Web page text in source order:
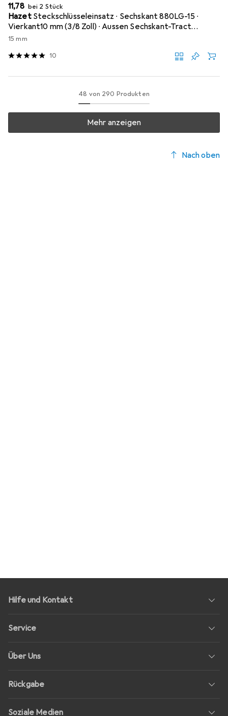
EUR
11,78 bei 2 Stück
Hazet Steckschlüsseleinsatz ∙ Sechskant 880LG-15 ∙
Vierkant10 mm (3/8 Zoll) ∙ Aussen Sechskant-Tract…
15 mm
10
48 von 290 Produkten
Mehr anzeigen
Nach oben
Hilfe und Kontakt
Service
Über Uns
Rückgabe
Soziale Medien